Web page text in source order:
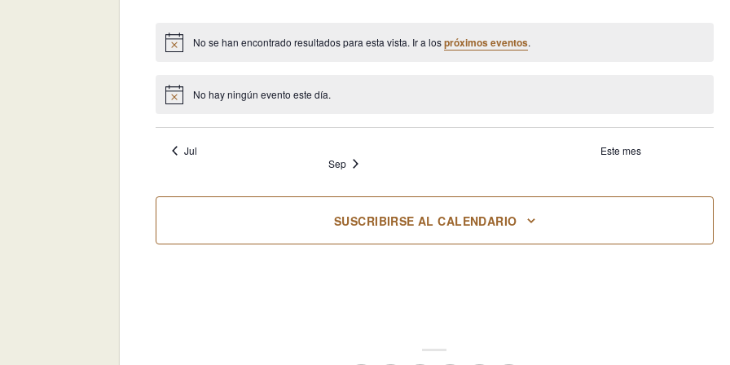
Aviso No se han encontrado resultados para esta vista. Ir a lospróximos eventos.
Aviso No hay ningún evento este día.
Jul
Este mes
Sep
SUSCRIBIRSE AL CALENDARIO